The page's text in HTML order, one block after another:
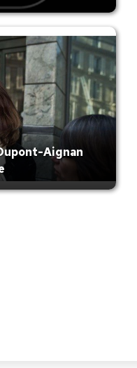
Aignan